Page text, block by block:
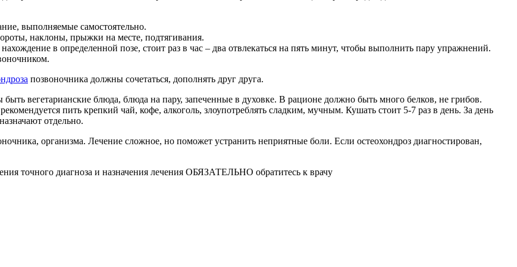
выполняемые самостоятельно.
наклоны, прыжки на месте, подтягивания.
в определенной позе, стоит раз в час – два отвлекаться на пять минут, чтобы выполнить пару упражнений.
позвоночника должны сочетаться, дополнять друг друга.
вегетарианские блюда, блюда на пару, запеченные в духовке. В рационе должно быть много белков, не грибов.
пить крепкий чай, кофе, алкоголь, злоупотреблять сладким, мучным. Кушать стоит 5-7 раз в день. За день
отдельно.
организма. Лечение сложное, но поможет устранить неприятные боли. Если остеохондроз диагностирован,
точного диагноза и назначения лечения ОБЯЗАТЕЛЬНО обратитесь к врачу